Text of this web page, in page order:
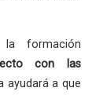
la formación
con las
ayudará a que